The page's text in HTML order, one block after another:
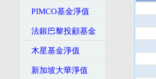
PIMCO基金淨值
法銀巴黎投顧基金
木星基金淨值
新加坡大華淨值